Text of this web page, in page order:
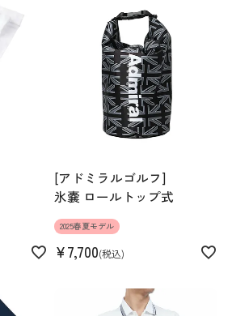
[アドミラルゴルフ]
氷嚢 ロールトップ式
2025春夏モデル
¥7,700 税込